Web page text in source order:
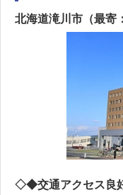
北海道滝川市（最寄
◇◆交通アクセス良